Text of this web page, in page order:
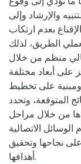
والإرشاد وإلى
بعدم ارتكاب
الطريق، لذلك
منظم من خلال
على أبعاد مختلفة
ومبنية على تخطيط
المتوقعة، وتحدد
من خلال مراحل
الاتصالية
على نجاحها وتحقيق
أهدافها.